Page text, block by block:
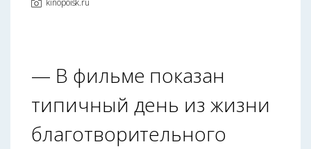
kinopoisk.ru
— В фильме показан
типичный день из жизни
благотворительного